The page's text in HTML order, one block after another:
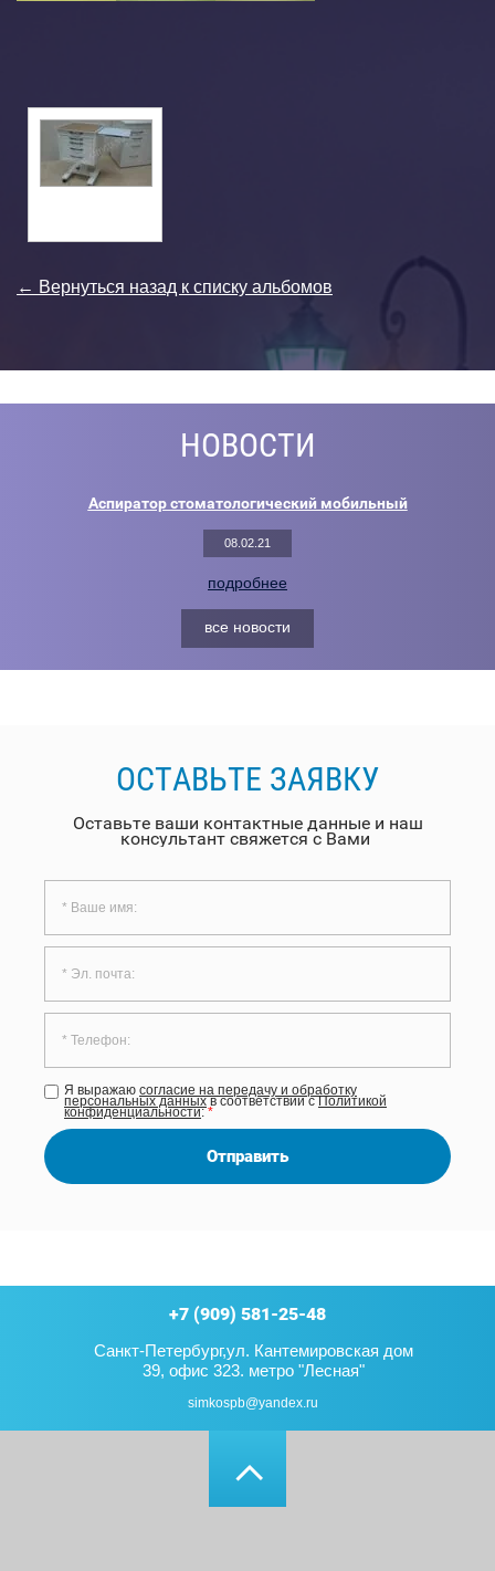
← Вернуться назад к списку альбомов
НОВОСТИ
Аспиратор стоматологический мобильный
08.02.21
подробнее
все новости
ОСТАВЬТЕ ЗАЯВКУ
Оставьте ваши контактные данные и наш
консультант свяжется с Вами
Я выражаю согласие на передачу и обработку
персональных данныхв соответствии сПолитикой
конфиденциальности:*
Отправить
+7 (909) 581-25-48
Санкт-Петербург,ул. Кантемировская дом
39, офис 323. метро "Лесная"
simkospb@yandex.ru